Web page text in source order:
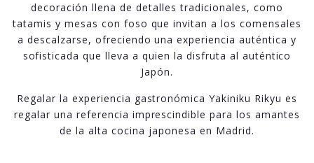
decoración llena de detalles tradicionales, como
tatamis y mesas con foso que invitan a los comensales
a descalzarse, ofreciendo una experiencia auténtica y
sofisticada que lleva a quien la disfruta al auténtico
Japón.
Regalar la experiencia gastronómica Yakiniku Rikyu es
regalar una referencia imprescindible para los amantes
de la alta cocina japonesa en Madrid.